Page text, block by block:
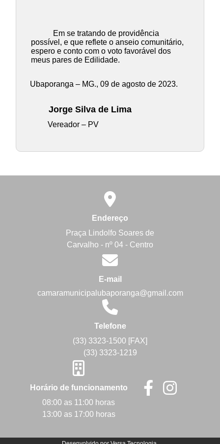
Em se tratando de providência
possível, e que reflete o anseio comunitário,
espero e conto com o voto favorável dos
meus pares de Edilidade.
Ubaporanga – MG., 09 de agosto de 2023.
Jorge Silva de Lima
Vereador – PV
Endereço
Praça Lindolfo Soares de
Carvalho - nº 04 - Centro
E-mail
camaramunicipalubaporanga@gmail.com
Telefone
(33) 3323-1500 [FAX]
(33) 3323-1219
Horário de funcionamento
08:00 as 11:00 horas
13:00 as 17:00 horas